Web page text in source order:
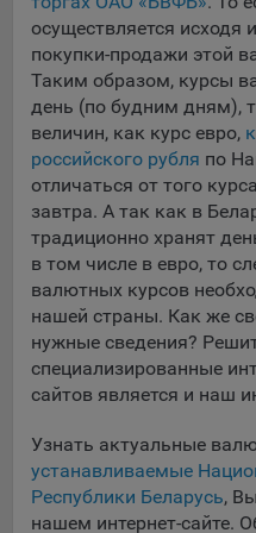
составить представление
сайта в целом. Общество
анализа трафика на сайтах.
9.5. Файлы cookie,
аудитории и в рекламных
Google Analytics.
Технические/
Необходимые для
платформ «Google
(статистические),
передаются третьим лицам,
время пользования сайтом;
Остальные - не более года.
определять предпочтения
наиболее и наименее
меры по
предпочтений
осуществляется исходя
покупки-продажи этой
Таким образом, курсы
день (по будним дням),
величин, как курс евро,
российского рубля по
отличаться от того
завтра. А так как в
традиционно хранят
в том числе в евро, то
валютных курсов
нашей страны. Как же
нужные сведения?
специализированные
сайтов является и наш
Узнать актуальные
устанавливаемые
Республики Беларусь,
нашем интернет-сайте.